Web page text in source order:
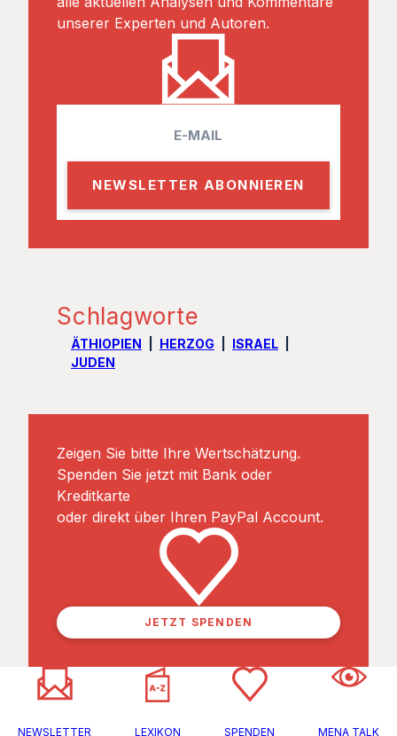
unserer Experten und Autoren.
l
Schlagworte
ÄTHIOPIEN HERZOG
ISRAEL
JUDEN
Zeigen Sie bitte Ihre Wertschätzung.
Spenden Sie jetzt mit Bank oder
Kreditkarte
oder direkt über Ihren PayPal Account.
JETZT SPENDEN
NEWSLETTER LEXIKON SPENDEN MENA TALK